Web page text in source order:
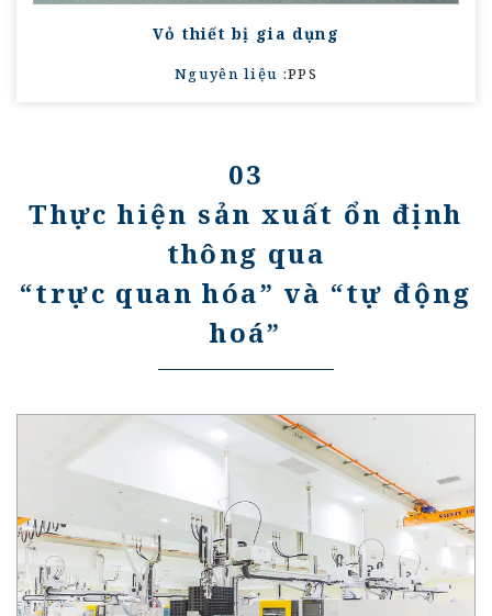
Vỏ thiết bị gia dụng
Nguyên liệu :PPS
03
Thực hiện sản xuất ổn định
thông qua
“trực quan hóa” và “tự động
hoá”